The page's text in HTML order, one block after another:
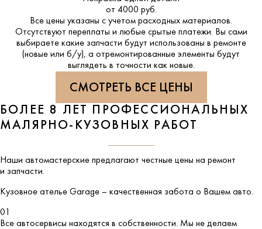
от 4000 руб.
Все цены указаны с учетом расходных материалов.
Отсутствуют переплаты и любые срытые платежи. Вы сами
выбираете какие запчасти будут использованы в ремонте
(новые или б/у), а отремонтированные элементы будут
выглядеть в точности как новые.
СМОТРЕТЬ ВСЕ ЦЕНЫ
БОЛЕЕ 8 ЛЕТ ПРОФЕССИОНАЛЬНЫХ
МАЛЯРНО-КУЗОВНЫХ РАБОТ
Наши автомастерские предлагают честные цены на ремонт
и запчасти.
Кузовное ателье Garage – качественная забота о Вашем авто.
01
Все автосервисы находятся в собственности. Мы не делаем